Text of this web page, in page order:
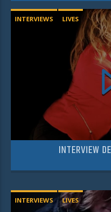
INTERVIEWS LIVES
INTERVIEW
INTERVIEWS LIVES